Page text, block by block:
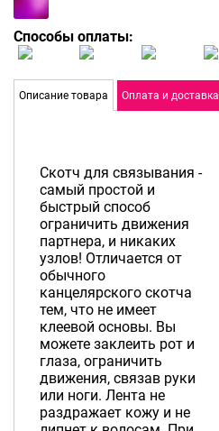
Способы оплаты:
Описание товара Оплата и доставка
Скотч для связывания -
самый простой и
быстрый способ
ограничить движения
партнера, и никаких
узлов! Отличается от
обычного
канцелярского скотча
тем, что не имеет
клеевой основы. Вы
можете заклеить рот и
глаза, ограничить
движения, связав руки
или ноги. Лента не
раздражает кожу и не